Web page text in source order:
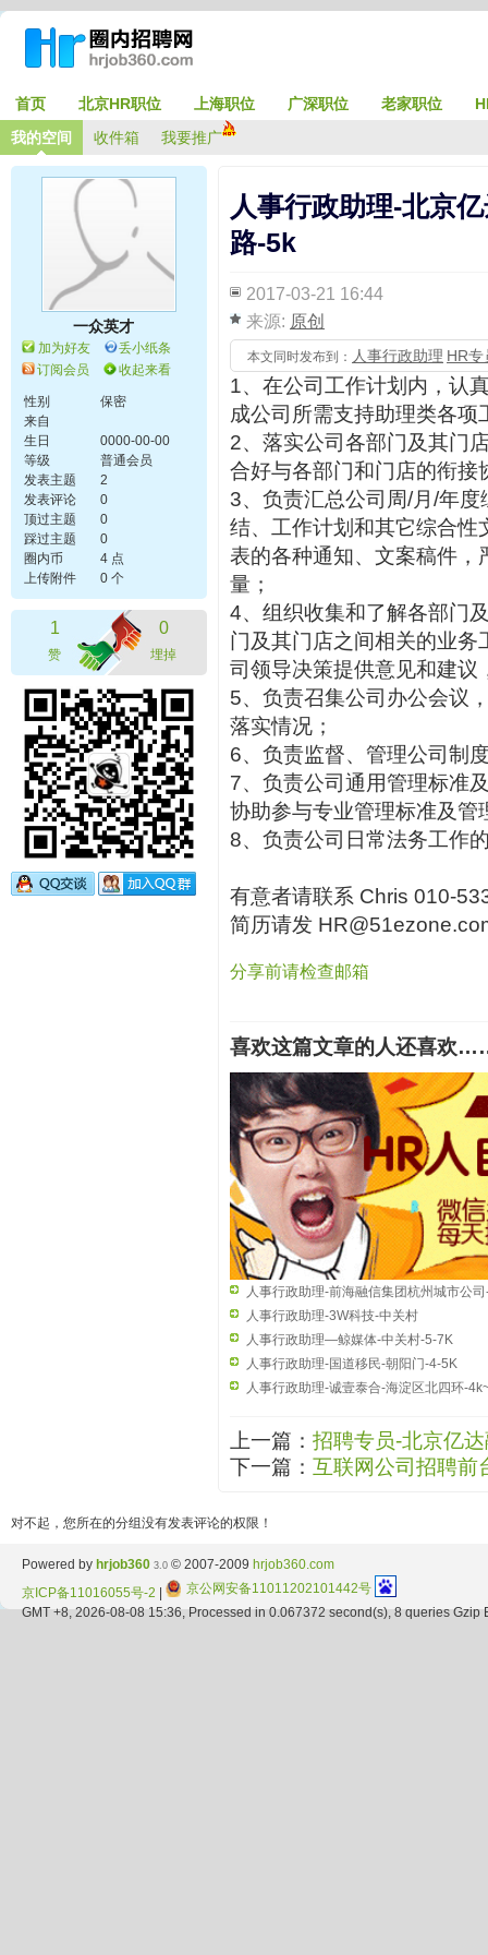
首页 北京HR职位 上海职位 广深职位 老家职位
我的空间
收件箱 我要推广
一众英才
加为好友
丢小纸条
订阅会员
收起来看
性别
保密
来自
生日
0000-00-00
等级
普通会员
发表主题
2
发表评论
0
顶过主题
0
踩过主题
0
圈内币
4 点
上传附件
0 个
1
赞
0
埋掉
人事行政助理-北京
路-5k
2017-03-21 16:44
来源: 原创
本文同时发布到： 人事行政助理 HR专
1、在公司工作计划内，认
成公司所需支持助理类各
2、落实公司各部门及其门
合好与各部门和门店的衔接
3、负责汇总公司周/月/年
结、工作计划和其它综合性
表的各种通知、文案稿件，
量；
4、组织收集和了解各部门
门及其门店之间相关的业
司领导决策提供意见和建
5、负责召集公司办公会议
落实情况；
6、负责监督、管理公司制
7、负责公司通用管理标准
协助参与专业管理标准及管
8、负责公司日常法务工作
有意者请联系 Chris 010-
简历请发
分享前请检查邮箱
喜欢这篇文章的人还喜欢
人事行政助理-前海融信集团杭州城市公
6K
人事行政助理-3W科技-中关村
人事行政助理—鲸媒体-中关村-5-7K
人事行政助理-国道移民-朝阳门-4-5K
人事行政助理-诚壹泰合-海淀区北四环-
上一篇： 招聘专员-北京亿
下一篇： 互联网公司招聘前
对不起，您所在的分组没有发表评论的权限！
Powered by hrjob360 3.0 © 2007-2009 hrjob360.com
京ICP备11016055号-2
京公网安备11011202101442号
GMT +8, 2026-08-08 15:36, Processed in 0.067372 second(s), 8 queries Gzip